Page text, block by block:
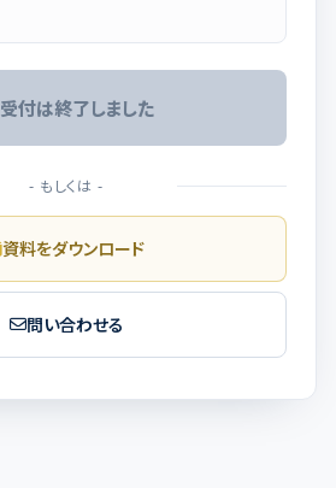
受付は終了しました
- もしくは -
資料をダウンロード
問い合わせる